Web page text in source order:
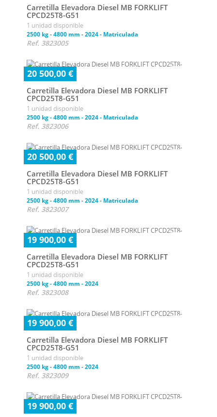
Carretilla Elevadora Diesel MB FORKLIFT
CPCD25T8-G51
1 unidad disponible
2500 kg-4800 mm -2024- Matriculada
Ref. 3823005
20 500,00 €
Carretilla Elevadora Diesel MB FORKLIFT
CPCD25T8-G51
1 unidad disponible
2500 kg-4800 mm -2024- Matriculada
Ref. 3823006
20 500,00 €
Carretilla Elevadora Diesel MB FORKLIFT
CPCD25T8-G51
1 unidad disponible
2500 kg-4800 mm -2024- Matriculada
Ref. 3823007
19 900,00 €
Carretilla Elevadora Diesel MB FORKLIFT
CPCD25T8-G51
1 unidad disponible
2500 kg-4800 mm -2024
Ref. 3823008
19 900,00 €
Carretilla Elevadora Diesel MB FORKLIFT
CPCD25T8-G51
1 unidad disponible
2500 kg-4800 mm -2024
Ref. 3823009
19 900,00 €